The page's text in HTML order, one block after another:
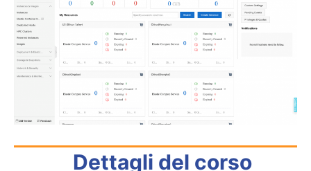
Dettagli del corso